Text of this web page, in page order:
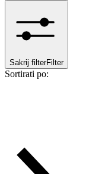
Sakrij filterFilter
Sortirati po: